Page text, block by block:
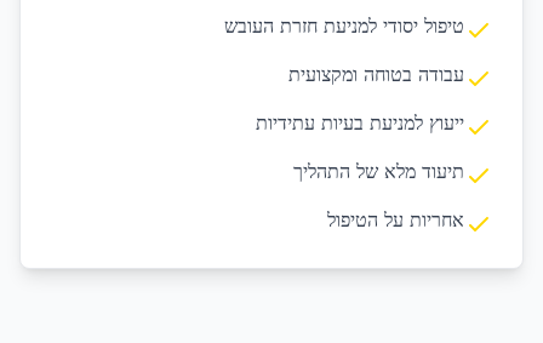
טיפול יסודי למניעת חזרת העובש
עבודה בטוחה ומקצועית
ייעוץ למניעת בעיות עתידיות
תיעוד מלא של התהליך
אחריות על הטיפול